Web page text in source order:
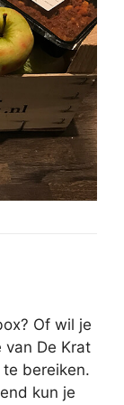
Of wil je
van De Krat
bereiken.
kun je